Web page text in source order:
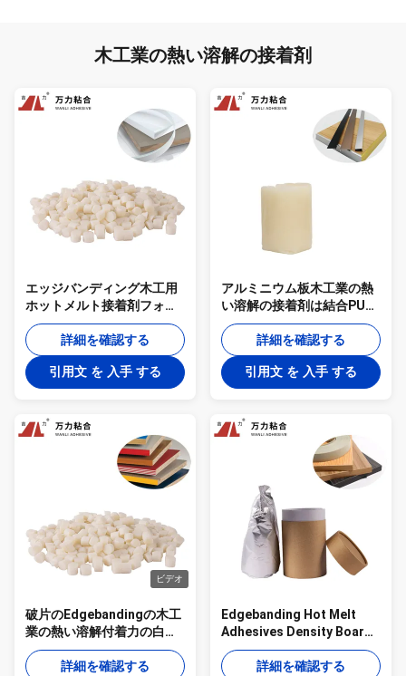
木工業の熱い溶解の接着剤
エッジバンディング木工用
ホットメルト接着剤フォー
ムボード-PUR-XBB768
詳細を確認する
引用文 を 入手 する
アルミニウム板木工業の熱
い溶解の接着剤は結合PUR-
XBB768を研ぐ
詳細を確認する
引用文 を 入手 する
ビデオ
破片のEdgebandingの木工
業の熱い溶解付着力の白い
PURの熱い接着剤PUR-
XBB768詳細を確認する
Edgebanding Hot Melt
Adhesives Density Board -
PUR-XBB768 アイボリーソ
リッド詳細を確認する